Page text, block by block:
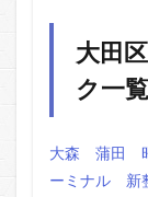
大田
ク一覧
大森 蒲田
ーミナル
新